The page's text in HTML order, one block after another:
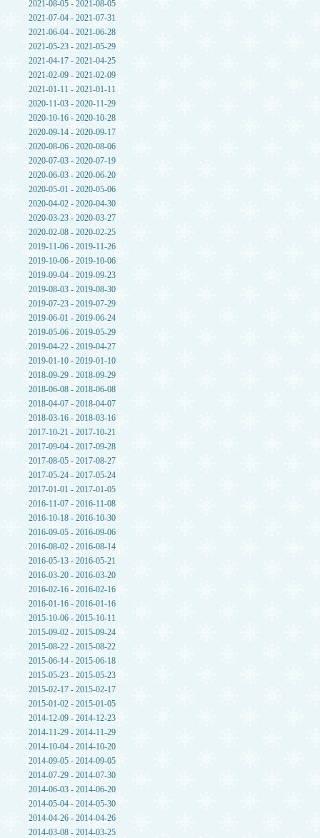
2021-08-05 - 2021-08-05
2021-07-04 - 2021-07-31
2021-06-04 - 2021-06-28
2021-05-23 - 2021-05-29
2021-04-17 - 2021-04-25
2021-02-09 - 2021-02-09
2021-01-11 - 2021-01-11
2020-11-03 - 2020-11-29
2020-10-16 - 2020-10-28
2020-09-14 - 2020-09-17
2020-08-06 - 2020-08-06
2020-07-03 - 2020-07-19
2020-06-03 - 2020-06-20
2020-05-01 - 2020-05-06
2020-04-02 - 2020-04-30
2020-03-23 - 2020-03-27
2020-02-08 - 2020-02-25
2019-11-06 - 2019-11-26
2019-10-06 - 2019-10-06
2019-09-04 - 2019-09-23
2019-08-03 - 2019-08-30
2019-07-23 - 2019-07-29
2019-06-01 - 2019-06-24
2019-05-06 - 2019-05-29
2019-04-22 - 2019-04-27
2019-01-10 - 2019-01-10
2018-09-29 - 2018-09-29
2018-06-08 - 2018-06-08
2018-04-07 - 2018-04-07
2018-03-16 - 2018-03-16
2017-10-21 - 2017-10-21
2017-09-04 - 2017-09-28
2017-08-05 - 2017-08-27
2017-05-24 - 2017-05-24
2017-01-01 - 2017-01-05
2016-11-07 - 2016-11-08
2016-10-18 - 2016-10-30
2016-09-05 - 2016-09-06
2016-08-02 - 2016-08-14
2016-05-13 - 2016-05-21
2016-03-20 - 2016-03-20
2016-02-16 - 2016-02-16
2016-01-16 - 2016-01-16
2015-10-06 - 2015-10-11
2015-09-02 - 2015-09-24
2015-08-22 - 2015-08-22
2015-06-14 - 2015-06-18
2015-05-23 - 2015-05-23
2015-02-17 - 2015-02-17
2015-01-02 - 2015-01-05
2014-12-09 - 2014-12-23
2014-11-29 - 2014-11-29
2014-10-04 - 2014-10-20
2014-09-05 - 2014-09-05
2014-07-29 - 2014-07-30
2014-06-03 - 2014-06-20
2014-05-04 - 2014-05-30
2014-04-26 - 2014-04-26
2014-03-08 - 2014-03-25